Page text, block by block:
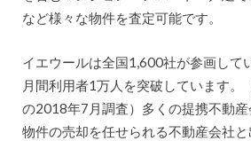
など様々な物件を査定可能です。
イエウールは全国1,600社が参画して
月間利用者1万人を突破しています。
の2018年7月調査）多くの提携不動
物件の売却を任せられる不動産会社